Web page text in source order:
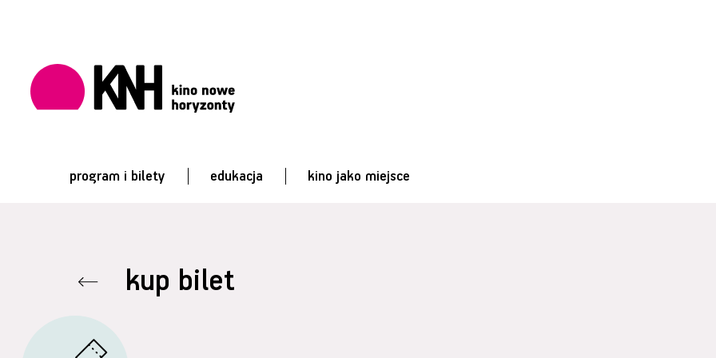
program i bilety edukacja kino jako miejsce
kup bilet